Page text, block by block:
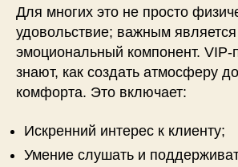
Для многих это не просто
удовольствие; важным является
эмоциональный компонент. VIP-
знают, как создать атмосферу
комфорта. Это включает:
Искренний интерес к клиенту;
Умение слушать и